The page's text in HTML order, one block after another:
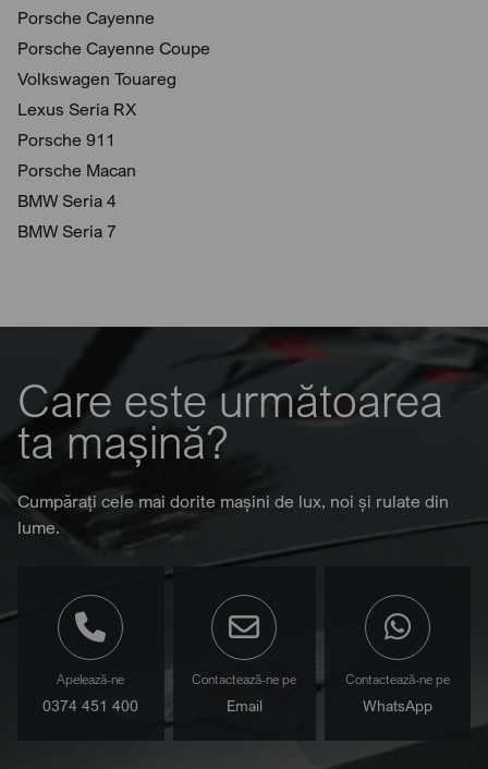
Porsche Cayenne
Porsche Cayenne Coupe
Volkswagen Touareg
Lexus Seria RX
Porsche 911
Porsche Macan
BMW Seria 4
BMW Seria 7
Care este următoarea
ta mașină?
Cumpărați cele mai dorite mașini de lux, noi și rulate din
lume.
Apelează-ne
0374 451 400
Contactează-ne pe
Email
Contactează-ne pe
WhatsApp